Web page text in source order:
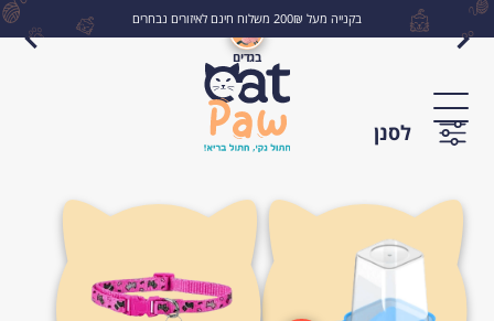
בקנייה מעל 200₪ משלוח חינם לאיזורים נבחרים
בגדים
לסנן